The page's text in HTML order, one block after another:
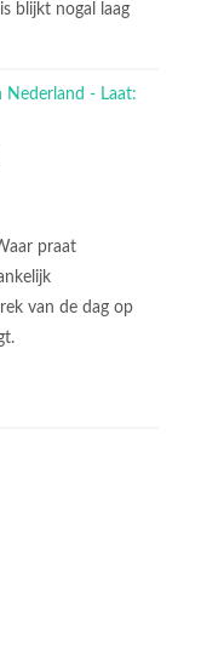
blijkt nogal laag
praat
van de dag op